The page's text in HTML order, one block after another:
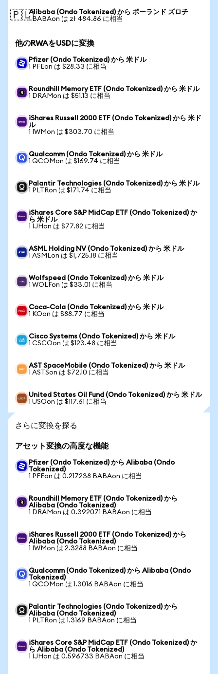
🇵🇱Alibaba (Ondo Tokenized) から ポーランド ズロチ
1 BABAon は zł 484.86 に相当
他のRWAをUSDに変換
Pfizer (Ondo Tokenized) から 米ドル
1 PFEon は $28.33 に相当
Roundhill Memory ETF (Ondo Tokenized) から 米ドル
1 DRAMon は $51.13 に相当
iShares Russell 2000 ETF (Ondo Tokenized) から 米ド
ル
1 IWMon は $303.70 に相当
Qualcomm (Ondo Tokenized) から 米ドル
1 QCOMon は $169.74 に相当
Palantir Technologies (Ondo Tokenized) から 米ドル
1 PLTRon は $171.74 に相当
iShares Core S&P MidCap ETF (Ondo Tokenized) か
ら 米ドル
1 IJHon は $77.82 に相当
ASML Holding NV (Ondo Tokenized) から 米ドル
1 ASMLon は $1,725.18 に相当
Wolfspeed (Ondo Tokenized) から 米ドル
1 WOLFon は $33.01 に相当
Coca-Cola (Ondo Tokenized) から 米ドル
1 KOon は $88.77 に相当
Cisco Systems (Ondo Tokenized) から 米ドル
1 CSCOon は $123.48 に相当
AST SpaceMobile (Ondo Tokenized) から 米ドル
1 ASTSon は $72.10 に相当
United States Oil Fund (Ondo Tokenized) から 米ドル
1 USOon は $117.61 に相当
さらに変換を探る
アセット変換の高度な機能
Pfizer (Ondo Tokenized) から Alibaba (Ondo
Tokenized)
1 PFEon は 0.217238 BABAon に相当
Roundhill Memory ETF (Ondo Tokenized) から
Alibaba (Ondo Tokenized)
1 DRAMon は 0.392071 BABAon に相当
iShares Russell 2000 ETF (Ondo Tokenized) から
Alibaba (Ondo Tokenized)
1 IWMon は 2.3288 BABAon に相当
Qualcomm (Ondo Tokenized) から Alibaba (Ondo
Tokenized)
1 QCOMon は 1.3016 BABAon に相当
Palantir Technologies (Ondo Tokenized) から
Alibaba (Ondo Tokenized)
1 PLTRon は 1.3169 BABAon に相当
iShares Core S&P MidCap ETF (Ondo Tokenized) か
ら Alibaba (Ondo Tokenized)
1 IJHon は 0.596733 BABAon に相当